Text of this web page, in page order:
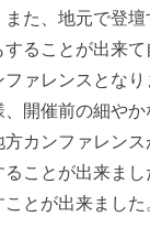
た、地元で登
ることが出来
ァレンスとなり
開催前の細や
カンファレン
ことが出来まし
とが出来まし